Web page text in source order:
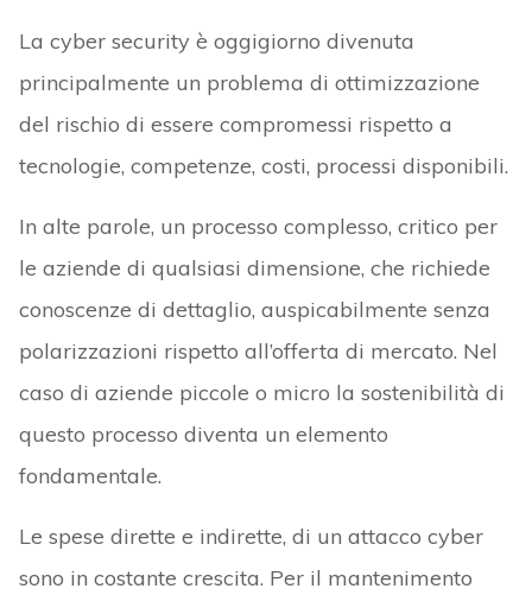
La cyber security è oggigiorno divenuta
principalmente un problema di ottimizzazione
del rischio di essere compromessi rispetto a
tecnologie, competenze, costi, processi disponibili.
In alte parole, un processo complesso, critico per
le aziende di qualsiasi dimensione, che richiede
conoscenze di dettaglio, auspicabilmente senza
polarizzazioni rispetto all’offerta di mercato. Nel
caso di aziende piccole o micro la sostenibilità di
questo processo diventa un elemento
fondamentale.
Le spese dirette e indirette, di un attacco cyber
sono in costante crescita. Per il mantenimento